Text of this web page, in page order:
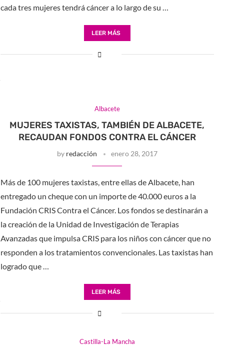
cada tres mujeres tendrá cáncer a lo largo de su …
LEER MÁS
Albacete
MUJERES TAXISTAS, TAMBIÉN DE ALBACETE,
RECAUDAN FONDOS CONTRA EL CÁNCER
by redacción enero 28, 2017
Más de 100 mujeres taxistas, entre ellas de Albacete, han
entregado un cheque con un importe de 40.000 euros a la
Fundación CRIS Contra el Cáncer. Los fondos se destinarán a
la creación de la Unidad de Investigación de Terapias
Avanzadas que impulsa CRIS para los niños con cáncer que no
responden a los tratamientos convencionales. Las taxistas han
logrado que …
LEER MÁS
Castilla-La Mancha